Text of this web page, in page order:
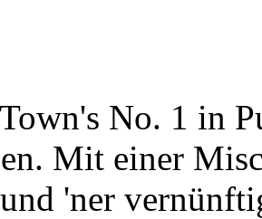
No. 1 in
Mit einer
'ner